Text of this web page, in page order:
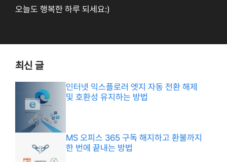
오늘도 행복한 하루 되세요:)
최신 글
인터넷 익스플로러 엣지 자동 전환 해제
및 호환성 유지하는 방법
MS 오피스 365 구독 해지하고 환불까지
한 번에 끝내는 방법